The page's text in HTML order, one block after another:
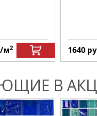
/м2 1640
В